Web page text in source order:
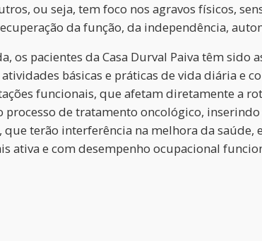
ou seja, tem foco nos agravos físicos,
da função, da independência,
os pacientes da Casa Durval Paiva têm
básicas e práticas de vida diária e
funcionais, que afetam diretamente a
de tratamento oncológico,
terão interferência na melhora da
ativa e com desempenho ocupacional